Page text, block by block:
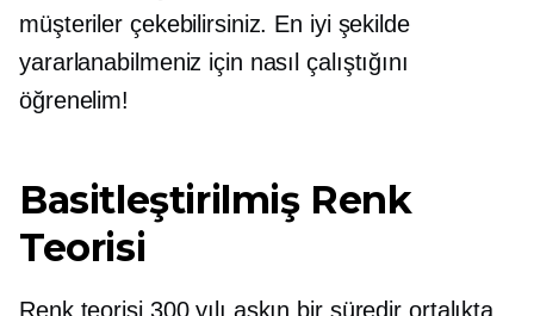
müşteriler çekebilirsiniz. En iyi şekilde
yararlanabilmeniz için nasıl çalıştığını
öğrenelim!
Basitleştirilmiş Renk
Teorisi
Renk teorisi 300 yılı aşkın bir süredir ortalıkta